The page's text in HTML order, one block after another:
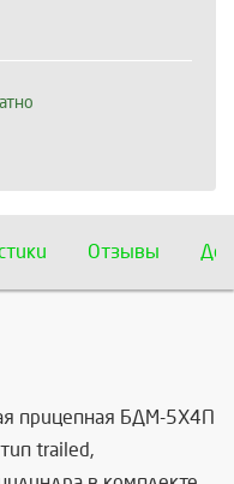
Отзывы
прицепная БДМ-5Х4П
trailed,